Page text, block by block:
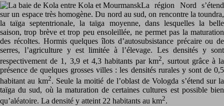
La région Nord s’étend
sur un espace très homogène. Du nord au sud, on rencontre la toundra,
la taïga septentrionale, la taïga moyenne, dans lesquelles la belle
saison, trop brève et trop peu ensoleillée, ne permet pas la maturation
des récoltes. Hormis quelques îlots d’autosubsistance précaire ou de
serres, l’agriculture y est limitée à l’élevage. Les densités y sont
respectivement de 1, 3,9 et 4,3 habitants par km2, surtout grâce à la
présence de quelques grosses villes : les densités rurales y sont de 0,5
habitant au km2. Seule la moitié de l’oblast de Vologda s’étend sur la
taïga du sud, où la maturation de certaines cultures est possible bien
qu’aléatoire. La densité y atteint 22 habitants au km2.